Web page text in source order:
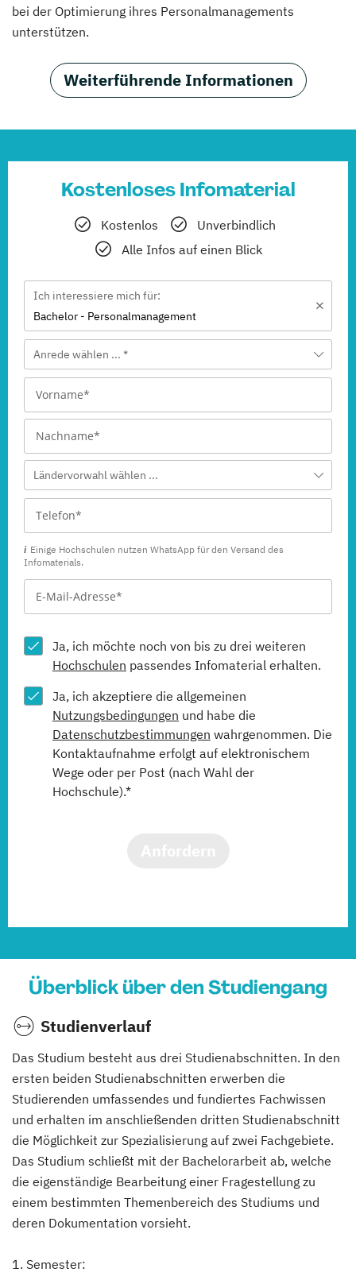
bei der Optimierung ihres Personalmanagements
unterstützen.
Weiterführende Informationen
Kostenloses Infomaterial
Kostenlos
Unverbindlich
Alle Infos auf einen Blick
Ich interessiere mich für:
Bachelor - Personalmanagement
Anrede wählen ... *
Ländervorwahl wählen ...
Einige Hochschulen nutzen WhatsApp für den Versand des
Infomaterials.
Ja, ich möchte noch von bis zu drei weiteren
Hochschulen passendes Infomaterial erhalten.
Ja, ich akzeptiere die allgemeinen
Nutzungsbedingungen und habe die
Datenschutzbestimmungen wahrgenommen. Die
Kontaktaufnahme erfolgt auf elektronischem
Wege oder per Post (nach Wahl der
Hochschule).*
Überblick über den Studiengang
Studienverlauf
Das Studium besteht aus drei Studienabschnitten. In den
ersten beiden Studienabschnitten erwerben die
Studierenden umfassendes und fundiertes Fachwissen
und erhalten im anschließenden dritten Studienabschnitt
die Möglichkeit zur Spezialisierung auf zwei Fachgebiete.
Das Studium schließt mit der Bachelorarbeit ab, welche
die eigenständige Bearbeitung einer Fragestellung zu
einem bestimmten Themenbereich des Studiums und
deren Dokumentation vorsieht.
1. Semester: